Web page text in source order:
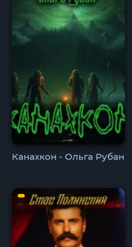
Канахкон - Ольга Рубан